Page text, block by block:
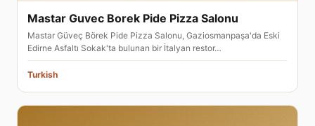
Mastar Guvec Borek Pide Pizza Salonu
Mastar Güveç Börek Pide Pizza Salonu, Gaziosmanpaşa'da Eski
Edirne Asfaltı Sokak'ta bulunan bir İtalyan restor…
Turkish